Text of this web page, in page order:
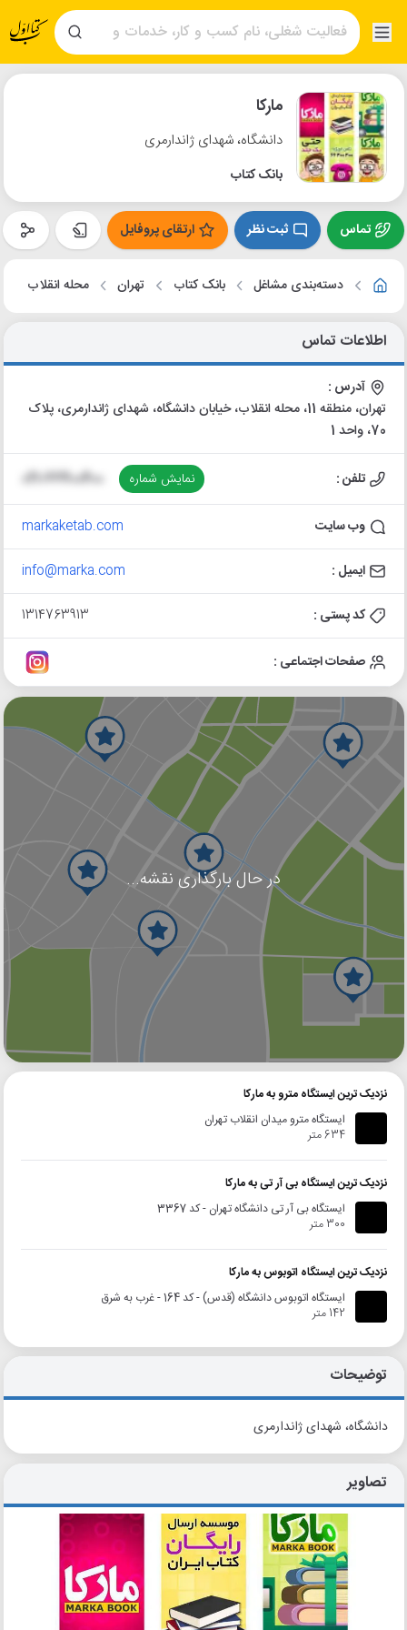
مارکا
دانشگاه، شهدای ژاندارمری
بانک کتاب
تماس ثبت نظر ارتقای پروفایل
دسته‌بندی مشاغل بانک کتاب تهران محله انقلاب
اطلاعات تماس
آدرس :
تهران، منطقه 11، محله انقلاب، خیابان دانشگاه، شهدای ژاندارمری، پلاک
70، واحد 1
تلفن : نمایش شماره 021-66400400
وب سایت markaketab.com
ایمیل : info@marka.com
کد پستی : 1314763913
صفحات اجتماعی :
در حال بارگذاری نقشه...
گوگل
نزدیک ترین ایستگاه مترو به مارکا
ایستگاه مترو میدان انقلاب تهران
634 متر
نزدیک ترین ایستگاه بی آر تی به مارکا
ایستگاه بی آر تی دانشگاه تهران - کد 3367
300 متر
نزدیک ترین ایستگاه اتوبوس به مارکا
ایستگاه اتوبوس دانشگاه (قدس) - کد 164 - غرب به شرق
142 متر
توضیحات
دانشگاه، شهدای ژاندارمری
تصاویر